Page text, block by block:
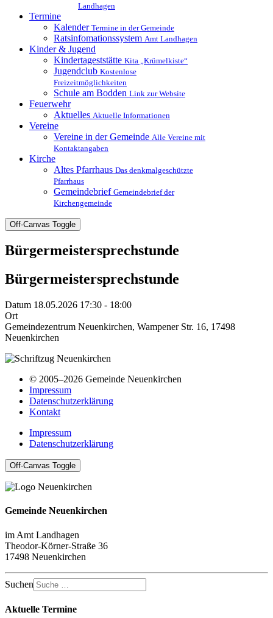
Landhagen
Termine
Kalender Termine in der Gemeinde
Ratsinfomationssystem Amt Landhagen
Kinder & Jugend
Kindertageststätte Kita „Krümelkiste“
Jugendclub Kostenlose
Freizeitmöglichkeiten
Schule am Bodden Link zur Website
Feuerwehr
Aktuelles Aktuelle Informationen
Vereine
Vereine in der Gemeinde Alle Vereine mit
Kontaktangaben
Kirche
Altes Pfarrhaus Das denkmalgeschützte
Pfarrhaus
Gemeindebrief Gemeindebrief der
Kirchengemeinde
Off-Canvas Toggle
Bürgermeistersprechstunde
Bürgermeistersprechstunde
Datum 18.05.2026 17:30 - 18:00
Ort
Gemeindezentrum Neuenkirchen, Wampener Str. 16, 17498
Neuenkirchen
© 2005–2026 Gemeinde Neuenkirchen
Impressum
Datenschutzerklärung
Kontakt
Impressum
Datenschutzerklärung
Off-Canvas Toggle
Gemeinde Neuenkirchen
im Amt Landhagen
Theodor-Körner-Straße 36
17498 Neuenkirchen
Suchen
Aktuelle Termine